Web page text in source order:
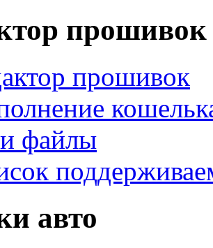
прошивок
прошивок
файлы
авто